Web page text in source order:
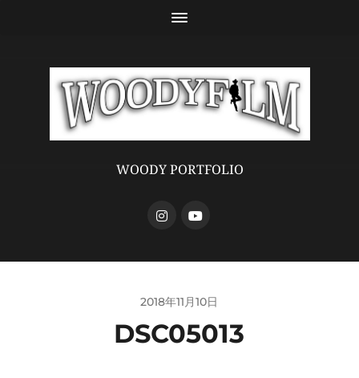
WOODY PORTFOLIO
2018年11月10日
DSC05013